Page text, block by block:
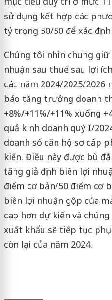
sử dụng kết hợp các
tỷ trọng 50/50 để xác
Chúng tôi nhìn chung
nhuận sau thuế sau lợi
các năm 2024/2025/
báo tăng trưởng doanh
+8%/+11%/+11% xuống
quả kinh doanh quý I/
doanh số căn hộ sơ cấp
kiến. Điều này được bù
tăng giả định biên lợi
điểm cơ bản/50 điểm cơ
biên lợi nhuận gộp của
cao hơn dự kiến và
xuất khẩu sẽ tiếp tục
còn lại của năm 2024.